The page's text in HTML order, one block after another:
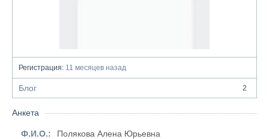
Регистрация: 11 месяцев назад
Блог 2
Анкета
Ф.И.О.: Полякова Алена Юрьевна